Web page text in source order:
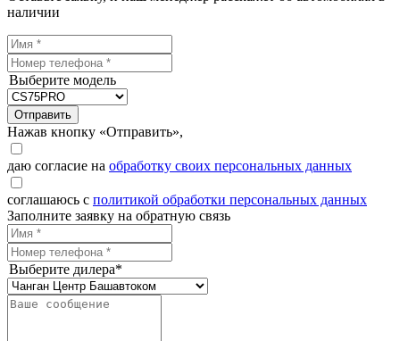
наличии
Выберите модель
Отправить
Нажав кнопку «Отправить»,
даю согласие на обработку своих персональных данных
соглашаюсь с политикой обработки персональных данных
Заполните заявку на обратную связь
Выберите дилера*